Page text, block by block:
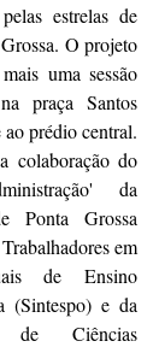
estrelas de
O projeto
uma sessão
praça Santos
prédio central.
colaboração do
da
Ponta Grossa
em
de Ensino
(Sintespo) e da
de Ciências